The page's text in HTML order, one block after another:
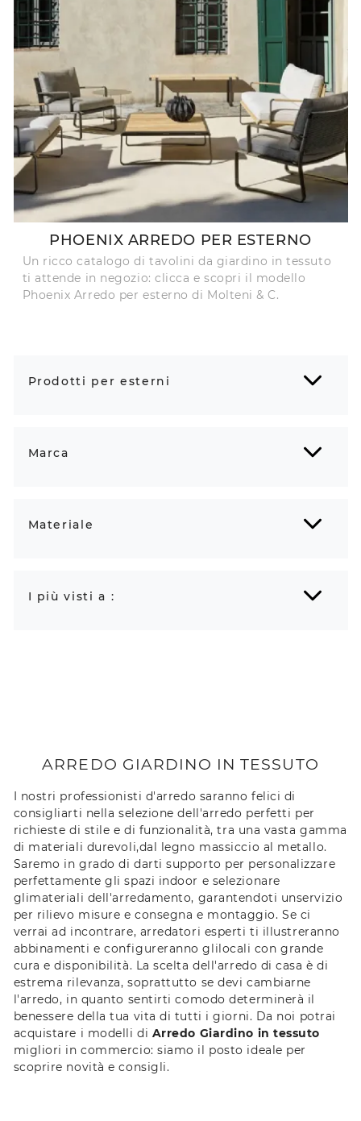
Prodotti per esterni
Marca
Materiale
I più visti a :
PHOENIX ARREDO PER ESTERNO
Un ricco catalogo di tavolini da giardino in tessuto
ti attende in negozio: clicca e scopri il modello
Phoenix Arredo per esterno di Molteni & C.
ARREDO GIARDINO IN TESSUTO
I nostri professionisti d'arredo saranno felici di
consigliarti nella selezione dell'arredo perfetti per
richieste di stile e di funzionalità, tra una vasta gamma
di materiali durevoli,dal legno massiccio al metallo.
Saremo in grado di darti supporto per personalizzare
perfettamente gli spazi indoor e selezionare
glimateriali dell'arredamento, garantendoti unservizio
per rilievo misure e consegna e montaggio. Se ci
verrai ad incontrare, arredatori esperti ti illustreranno
abbinamenti e configureranno glilocali con grande
cura e disponibilità. La scelta dell'arredo di casa è di
estrema rilevanza, soprattutto se devi cambiarne
l'arredo, in quanto sentirti comodo determinerà il
benessere della tua vita di tutti i giorni. Da noi potrai
acquistare i modelli di Arredo Giardino in tessuto
migliori in commercio: siamo il posto ideale per
scoprire novità e consigli.